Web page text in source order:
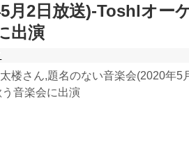
月2日放送)-Toshlオー
出演
楼さん,題名のない音楽会(2020年5
音楽会に出演